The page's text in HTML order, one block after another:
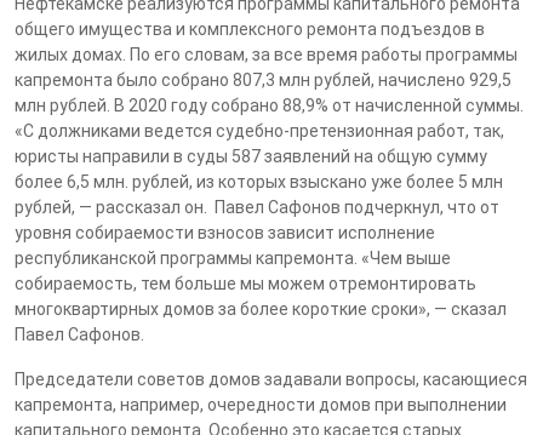
общего имущества и комплексного ремонта подъездов в
жилых домах. По его словам, за все время работы программы
капремонта было собрано 807,3 млн рублей, начислено 929,5
млн рублей. В 2020 году собрано 88,9% от начисленной суммы.
«С должниками ведется судебно-претензионная работ, так,
юристы направили в суды 587 заявлений на общую сумму
более 6,5 млн. рублей, из которых взыскано уже более 5 млн
рублей, — рассказал он. Павел Сафонов подчеркнул, что от
уровня собираемости взносов зависит исполнение
республиканской программы капремонта. «Чем выше
собираемость, тем больше мы можем отремонтировать
многоквартирных домов за более короткие сроки», — сказал
Павел Сафонов.
Председатели советов домов задавали вопросы, касающиеся
капремонта, например, очередности домов при выполнении
капитального ремонта. Особенно это касается старых